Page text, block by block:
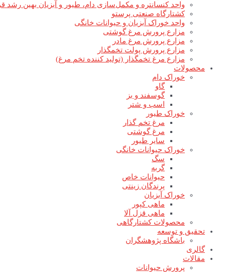
واحد کنسانتره و مکمل‌سازی دام، طیور و آبزیان بهین رشد
کشتارگاه صنعتی پرستو
واحد خوراک آبزیان و حیوانات خانگی
مزارع پرورش مرغ گوشتی
مزارع پرورش مرغ مادر
مزارع پرورش پولت تخمگذار
مزارع مرغ تخمگذار (تولید کننده تخم مرغ)
محصولات
خوراک دام
گاو
گوسفند و بز
اسب و شتر
خوراک طیور
مرغ تخم گذار
مرغ گوشتی
سایر طیور
خوراک حیوانات خانگی
سگ
گربه
حیوانات خاص
پرندگان زینتی
خوراک آبزیان
ماهی کپور
ماهی قزل آلا
محصولات کشتارگاهی
تحقیق و توسعه
باشگاه پژوهشگران
گالری
مقالات
پرورش حیوانات